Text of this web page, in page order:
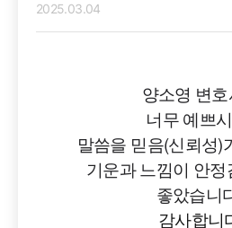
2025.03.04
양소영 변호
너무 예쁘
말씀을 믿음(신뢰성)
기운과 느낌이 안정
좋았습니
감사합니